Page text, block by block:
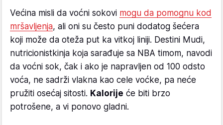
Većina misli da voćni sokovi mogu da pomognu kod
mršavljenja, ali oni su često puni dodatog šećera
koji može da oteža put ka vitkoj liniji. Destini Mudi,
nutricionistkinja koja sarađuje sa NBA timom, navodi
da voćni sok, čak i ako je napravljen od 100 odsto
voća, ne sadrži vlakna kao cele voćke, pa neće
pružiti osećaj sitosti. Kalorije će biti brzo
potrošene, a vi ponovo gladni.